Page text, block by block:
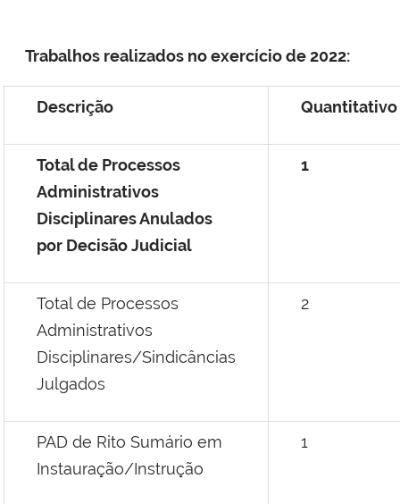
Trabalhos realizados no exercício de 2022:
Descrição Quantitativo
Total de Processos
Administrativos
Disciplinares Anulados
por Decisão Judicial
1
Total de Processos
Administrativos
Disciplinares/Sindicâncias
Julgados
2
PAD de Rito Sumário em
Instauração/Instrução
1